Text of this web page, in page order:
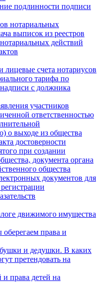
подлинности подписи
нотариальных
выписок из реестров
действий
счета нотариусов
тарифа по
с должника
участников
ответственностью
о выходе из общества
достоверности
при создании
документа органа
общества
документов для
движимого имущества
права и
и дедушки. В каких
претендовать на
и права детей на